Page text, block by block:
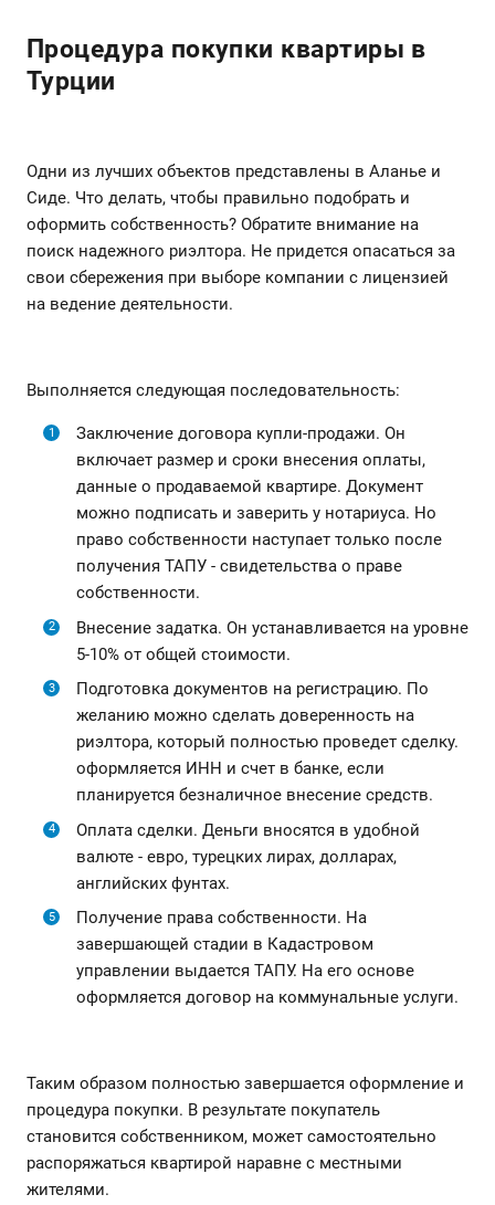
Процедура покупки квартиры в
Турции
Одни из лучших объектов представлены в Аланье и
Сиде. Что делать, чтобы правильно подобрать и
оформить собственность? Обратите внимание на
поиск надежного риэлтора. Не придется опасаться за
свои сбережения при выборе компании с лицензией
на ведение деятельности.
Выполняется следующая последовательность:
Заключение договора купли-продажи. Он
включает размер и сроки внесения оплаты,
данные о продаваемой квартире. Документ
можно подписать и заверить у нотариуса. Но
право собственности наступает только после
получения ТАПУ - свидетельства о праве
собственности.
Внесение задатка. Он устанавливается на уровне
5-10% от общей стоимости.
Подготовка документов на регистрацию. По
желанию можно сделать доверенность на
риэлтора, который полностью проведет сделку.
оформляется ИНН и счет в банке, если
планируется безналичное внесение средств.
Оплата сделки. Деньги вносятся в удобной
валюте - евро, турецких лирах, долларах,
английских фунтах.
Получение права собственности. На
завершающей стадии в Кадастровом
управлении выдается ТАПУ. На его основе
оформляется договор на коммунальные услуги.
Таким образом полностью завершается оформление и
процедура покупки. В результате покупатель
становится собственником, может самостоятельно
распоряжаться квартирой наравне с местными
жителями.